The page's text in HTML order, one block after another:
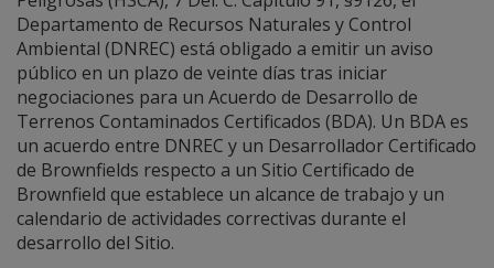
Departamento de Recursos Naturales y Control
Ambiental (DNREC) está obligado a emitir un aviso
público en un plazo de veinte días tras iniciar
negociaciones para un Acuerdo de Desarrollo de
Terrenos Contaminados Certificados (BDA). Un BDA es
un acuerdo entre DNREC y un Desarrollador Certificado
de Brownfields respecto a un Sitio Certificado de
Brownfield que establece un alcance de trabajo y un
calendario de actividades correctivas durante el
desarrollo del Sitio.